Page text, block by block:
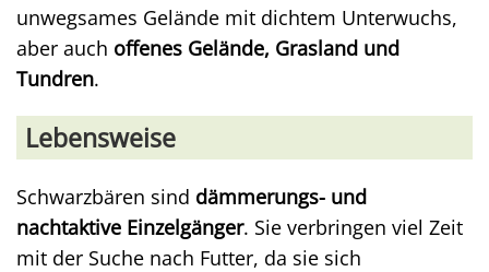
unwegsames Gelände mit dichtem Unterwuchs,
aber auch offenes Gelände, Grasland und
Tundren.
Lebensweise
Schwarzbären sind dämmerungs- und
nachtaktive Einzelgänger. Sie verbringen viel Zeit
mit der Suche nach Futter, da sie sich